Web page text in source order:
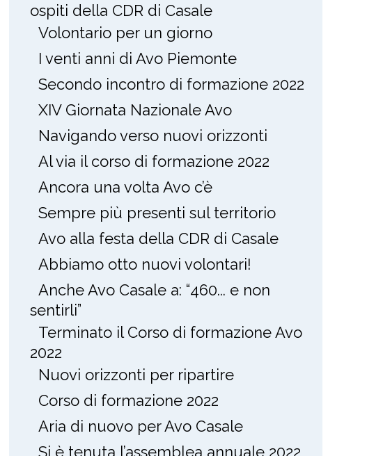
ospiti della CDR di Casale
Volontario per un giorno
I venti anni di Avo Piemonte
Secondo incontro di formazione 2022
XIV Giornata Nazionale Avo
Navigando verso nuovi orizzonti
Al via il corso di formazione 2022
Ancora una volta Avo c’è
Sempre più presenti sul territorio
Avo alla festa della CDR di Casale
Abbiamo otto nuovi volontari!
Anche Avo Casale a: “460... e non
sentirli”
Terminato il Corso di formazione Avo
2022
Nuovi orizzonti per ripartire
Corso di formazione 2022
Aria di nuovo per Avo Casale
Si è tenuta l’assemblea annuale 2022